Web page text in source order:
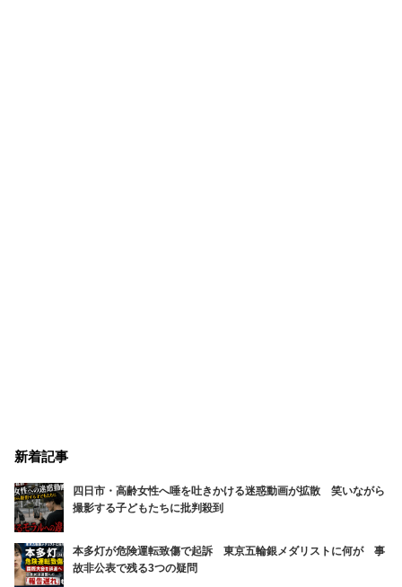
新着記事
四日市・高齢女性へ唾を吐きかける迷惑動画が拡散 笑いながら
撮影する子どもたちに批判殺到
本多灯が危険運転致傷で起訴 東京五輪銀メダリストに何が 事
故非公表で残る3つの疑問